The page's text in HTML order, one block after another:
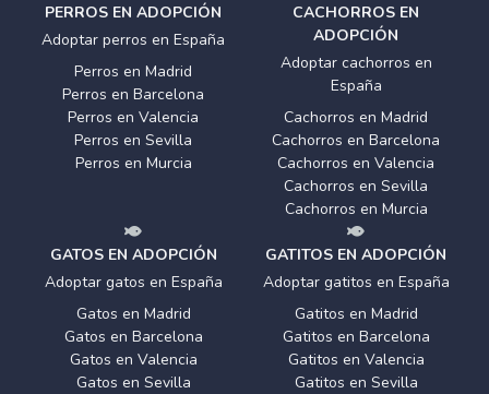
PERROS EN ADOPCIÓN
Adoptar perros en España
Perros en Madrid
Perros en Barcelona
Perros en Valencia
Perros en Sevilla
Perros en Murcia
CACHORROS EN
ADOPCIÓN
Adoptar cachorros en
España
Cachorros en Madrid
Cachorros en Barcelona
Cachorros en Valencia
Cachorros en Sevilla
Cachorros en Murcia
GATOS EN ADOPCIÓN
Adoptar gatos en España
Gatos en Madrid
Gatos en Barcelona
Gatos en Valencia
Gatos en Sevilla
GATITOS EN ADOPCIÓN
Adoptar gatitos en España
Gatitos en Madrid
Gatitos en Barcelona
Gatitos en Valencia
Gatitos en Sevilla